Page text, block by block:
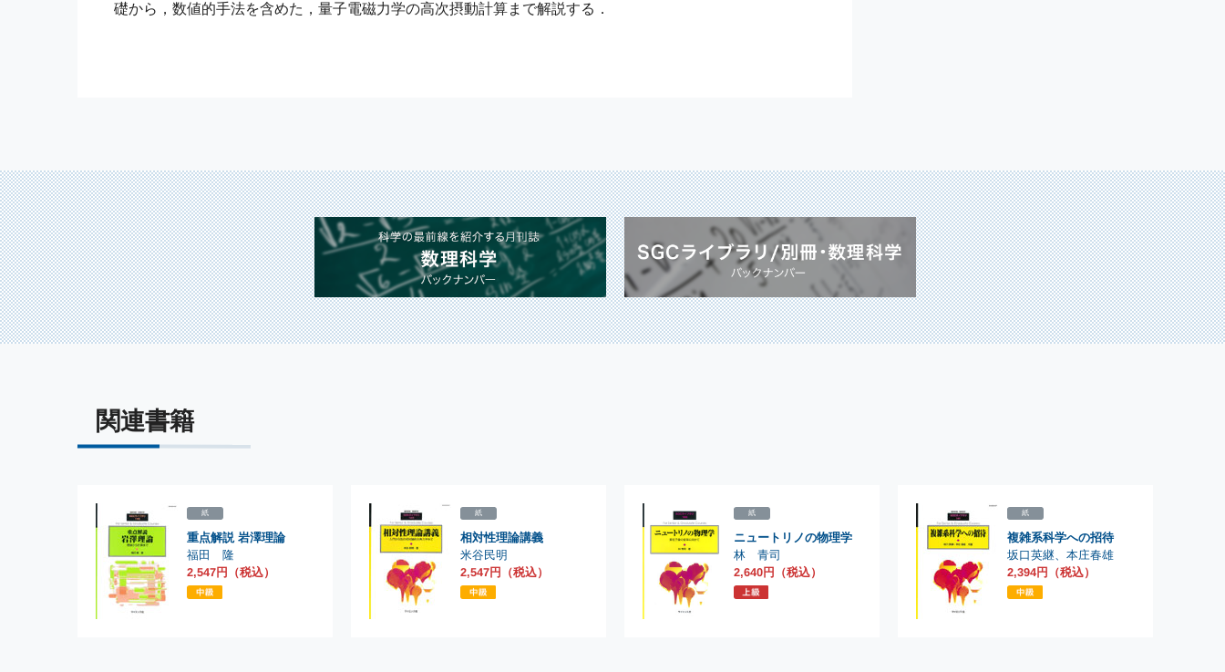
礎から，数値的手法を含めた，量子電磁力学の高次摂動計算まで解説する．
関連書籍
紙
重点解説 岩澤理論
福田 隆
2,547円（税込）
紙
相対性理論講義
米谷民明
2,547円（税込）
紙
ニュートリノの物理学
林 青司
2,640円（税込）
紙
複雑系科学への招待
坂口英継、本庄春雄
2,394円（税込）